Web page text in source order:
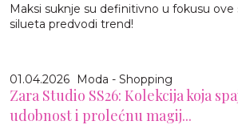
Maksi suknje su definitivno u fokusu ove
silueta predvodi trend!
01.04.2026 Moda - Shopping
Zara Studio SS26: Kolekcija koja
udobnost i prolećnu magij...